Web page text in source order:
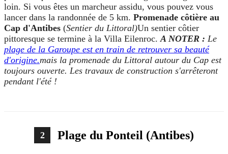
loin. Si vous êtes un marcheur assidu, vous pouvez vous
lancer dans la randonnée de 5 km. Promenade côtière au
Cap d'Antibes (Sentier du Littoral)Un sentier côtier
pittoresque se termine à la Villa Eilenroc.A NOTER : Le
plage de la Garoupe est en train de retrouver sa beauté
d'origine.mais la promenade du Littoral autour du Cap est
toujours ouverte. Les travaux de construction s'arrêteront
pendant l'été !
2 Plage du Ponteil (Antibes)